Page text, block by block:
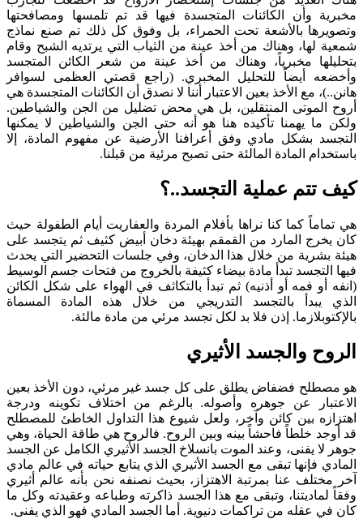
مخبرية وأن الكائنات المتجسدة فيها قد تم تلمسها ومصافحتها
وتصويرها بالأشعة تحت الحمراء، بل وفوق كل ذلك تم صنع نماذج
شمعية لها، وهناك من أخذ عينة من الثياب التي يرتديه الشبح وقام
بتحليلها مخبرياً، وهناك من أخذ عينة من شعر الكائن المتجسد
وأخضعه أيضاً للتحليل المخبري. (راجع قصتي العظمى لسوافر
هانن..)، مع الأخذ بعين الاعتبار أننا لا نصدق أن الكائنات المتجسدة هي
أروح الموتى المنتقلين، بل هي محض تضليل من الجن والشياطين.
ولكن ما يهمنا تأكيده هنا هو أنه حتى الجن والشياطين لا يمكنها
التجسد بشكل مادي وفق أعرافنا الأرضية عن مفهوم المادة، إلا
باستخدام المادة المالئة حتى تصبح مرئية من قبلنا.
كيف تتم عملية التجسد..؟
هي تماماً كما كنا نراها بأفلام المردة والعفاريت أيام الطفولة حيث
كان يخرج المارد من القمقم بهيئة دخان أبيض كثيف ثم يتجسد على
هيئة بشرية من خلال هذا الدخان، وفي جلسات التحضير التي يحدث
فيها التجسد تبدأ مادة بيضاء كثيفة بالخروج من فتحات جسم الوسيط
(انفه أو فمه أو أذنيه) ثم تبدأ بالتكاثف في الهواء على شكل الكائن
الذي يبدأ بالتجسد التدريجي من خلال هذه المادة المسماة
بالإكتوبلازما. إذن فلا بد لكل تجسد مرئي من مادة مالئة.
الروح والجسد الأثيري
هو مصطلح فضفاض يطلق على كل جسد غير مرئي، دون الأخذ بعين
الاعتبار عن جوهره وأصوله. بالرغم من اختلاف تكوينه ودرجة
اهتزازه بين كائن وآخر، ولعل شيوع هذا التداول الخاطئ للمصطلح
قد أوجد خلطاً فاحشاً بينه وبين الروح. فالروح هي طاقة الحياة، وهي
جوهر لا يفنى، وعند الموت بانسلاخ الجسد الأثيري الكامل عن الجسد
المادي فإنها تبقى مع الجسد الأثيري الذي يتابع حياته في عالم مادي
آخر مختلف عنا بمرتبة الاهتزاز، بحيث نصنفه نحن بأنه عالم أثيري
وفقاً لماديتنا، وتبقى مع هذا الجسد ذاكرته وطباعه وعقيدته وكل ما
كان في عقله من تراكمات دنيوية. أما الجسد المادي فهو الذي يفنى.